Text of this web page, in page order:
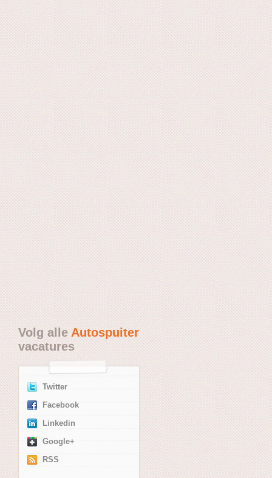
Volg alleAutospuiter
vacatures
Twitter
Facebook
Linkedin
Google+
RSS